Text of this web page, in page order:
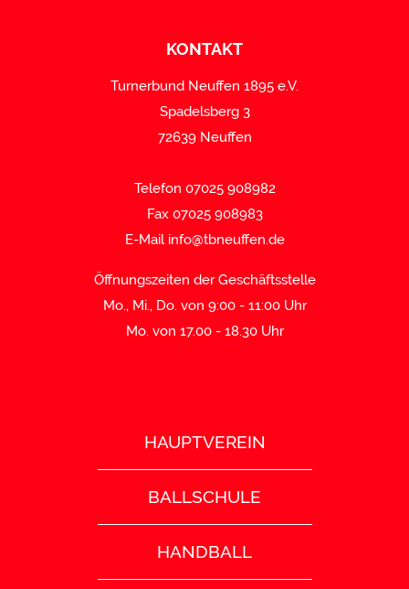
KONTAKT
Turnerbund Neuffen 1895 e.V.
Spadelsberg 3
72639 Neuffen
Telefon 07025 908982
Fax 07025 908983
E-Mail info@tbneuffen.de
Öffnungszeiten der Geschäftsstelle
Mo., Mi., Do. von 9:00 - 11:00 Uhr
Mo. von 17.00 - 18.30 Uhr
HAUPTVEREIN
BALLSCHULE
HANDBALL